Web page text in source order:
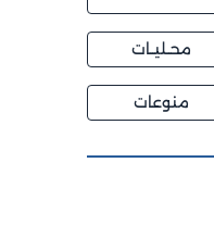
محــليــات
منوعات